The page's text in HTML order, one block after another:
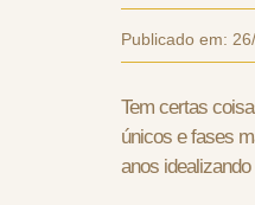
Publicado em:
Tem certas
únicos e fases
anos